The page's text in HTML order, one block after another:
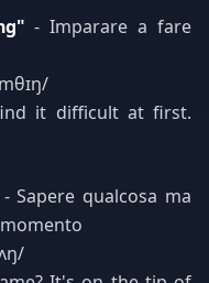
- Imparare a fare
it difficult at first.
- Sapere qualcosa ma